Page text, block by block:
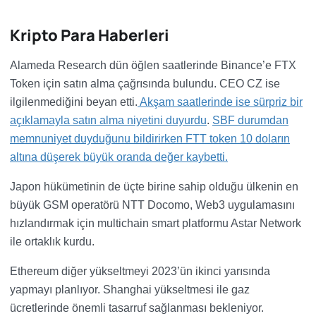
Kripto Para Haberleri
Alameda Research dün öğlen saatlerinde Binance’e FTX
Token için satın alma çağrısında bulundu. CEO CZ ise
ilgilenmediğini beyan etti. Akşam saatlerinde ise sürpriz bir
açıklamayla satın alma niyetini duyurdu. SBF durumdan
memnuniyet duyduğunu bildirirken FTT token 10 doların
altına düşerek büyük oranda değer kaybetti.
Japon hükümetinin de üçte birine sahip olduğu ülkenin en
büyük GSM operatörü NTT Docomo, Web3 uygulamasını
hızlandırmak için multichain smart platformu Astar Network
ile ortaklık kurdu.
Ethereum diğer yükseltmeyi 2023’ün ikinci yarısında
yapmayı planlıyor. Shanghai yükseltmesi ile gaz
ücretlerinde önemli tasarruf sağlanması bekleniyor.